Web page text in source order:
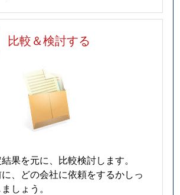
比較＆検討する
果を元に、比較検討します。
、どの会社に依頼をするかしっ
しょう。